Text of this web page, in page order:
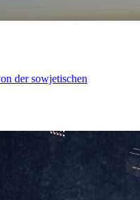
der sowjetischen